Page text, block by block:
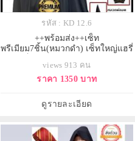
รหัส : KD 12.6
++พร้อมส่ง++เซ็ท
พรีเมียม7ชิ้น(หมวกดำ) เซ็ทใหญ่แฮรี่
กายสิทธิ์+ผ้าพันคอยาว+เสื้อ
กั๊ก+หมวกสีดำ ชุดคลุมแฮรี่พอตเตอร์
views 913 คน
ราคา 1350 บาท
ดูรายละเอียด